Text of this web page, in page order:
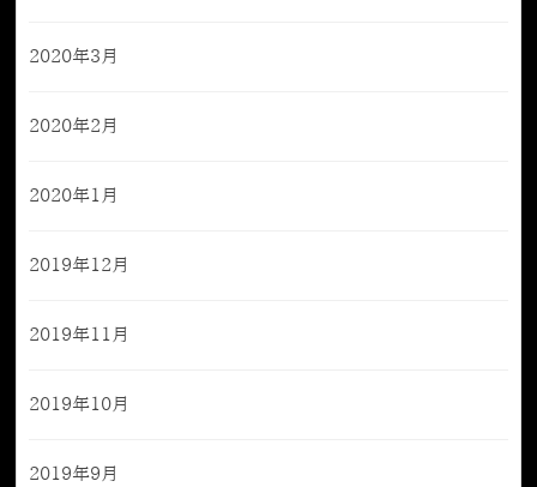
2020年3月
2020年2月
2020年1月
2019年12月
2019年11月
2019年10月
2019年9月